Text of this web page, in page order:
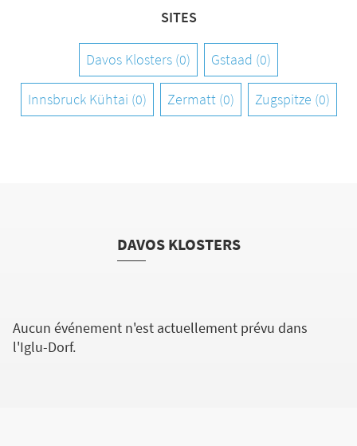
SITES
Davos Klosters (0) Gstaad (0)
Innsbruck Kühtai (0) Zermatt (0) Zugspitze (0)
DAVOS KLOSTERS
Aucun événement n'est actuellement prévu dans
l'Iglu-Dorf.